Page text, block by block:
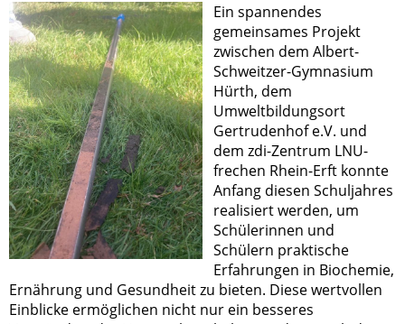
Ein spannendes
gemeinsames Projekt
zwischen dem Albert-
Schweitzer-Gymnasium
Hürth, dem
Umweltbildungsort
Gertrudenhof e.V. und
dem zdi-Zentrum LNU-
frechen Rhein-Erft konnte
Anfang diesen Schuljahres
realisiert werden, um
Schülerinnen und
Schülern praktische
Erfahrungen in Biochemie,
Ernährung und Gesundheit zu bieten. Diese wertvollen
Einblicke ermöglichen nicht nur ein besseres